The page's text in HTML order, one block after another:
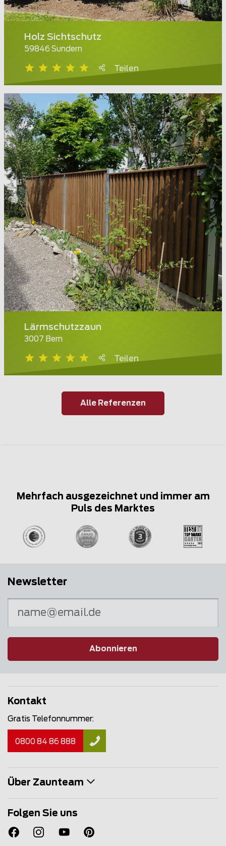
Holz Sichtschutz
59846 Sundern
Teilen
Lärmschutzzaun
3007 Bern
Teilen
Alle Referenzen
Mehrfach ausgezeichnet und immer am
Puls des Marktes
Newsletter
Abonnieren
Kontakt
Gratis Telefonnummer:
0800 84 86 888
Über Zaunteam
Folgen Sie uns